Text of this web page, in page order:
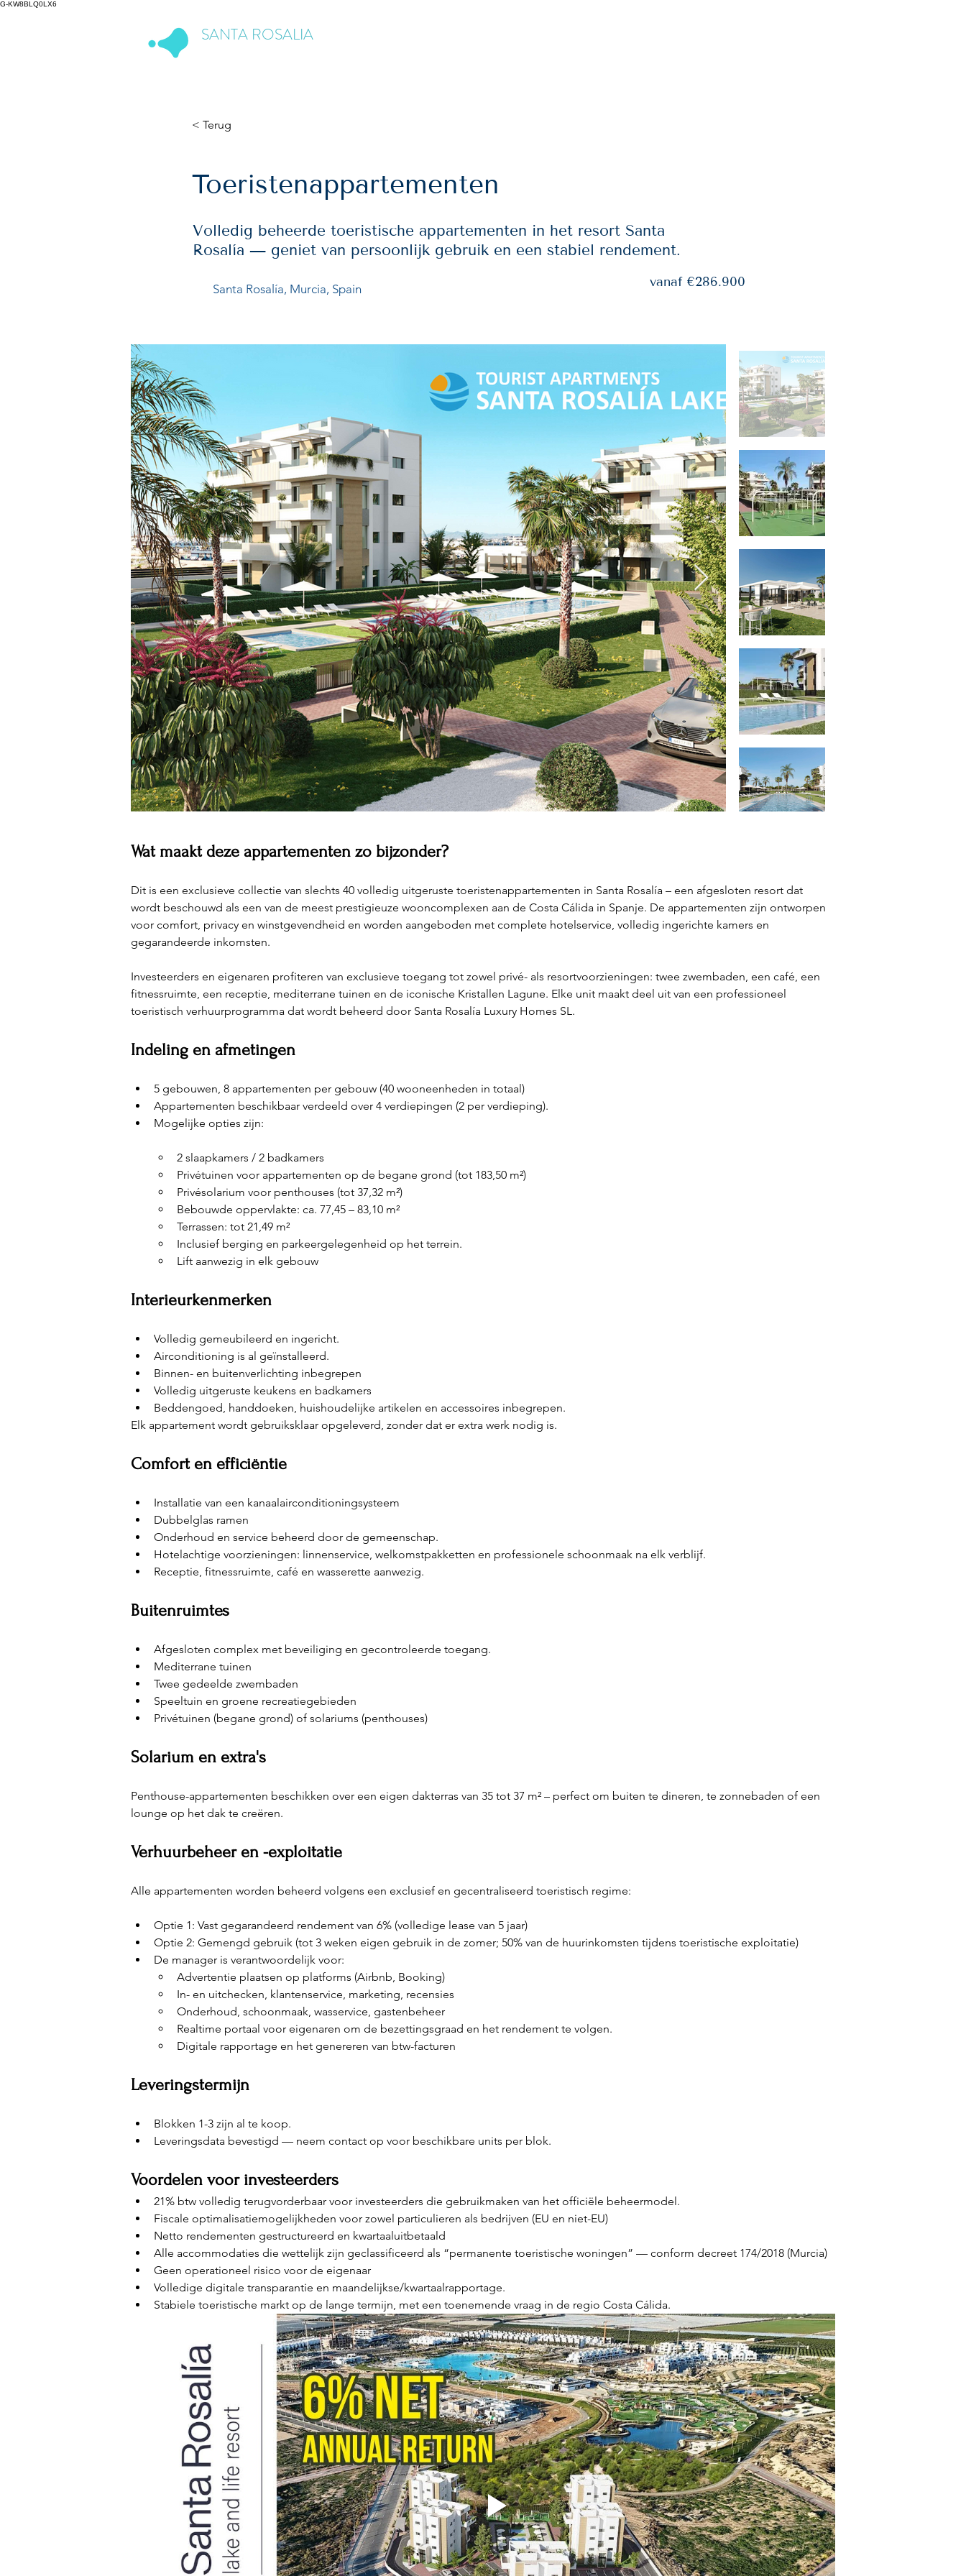
G-KW8BLQ0LX6
SANTA ROSALIA
< Terug
Toeristenappartementen
Volledig beheerde toeristische appartementen in het resort Santa
Rosalía — geniet van persoonlijk gebruik en een stabiel rendement.
Santa Rosalía, Murcia, Spain vanaf €286.900
Wat maakt deze appartementen zo bijzonder?
Dit is een exclusieve collectie van slechts 40 volledig uitgeruste toeristenappartementen in Santa Rosalía – een afgesloten resort dat
wordt beschouwd als een van de meest prestigieuze wooncomplexen aan de Costa Cálida in Spanje. De appartementen zijn ontworpen
voor comfort, privacy en winstgevendheid en worden aangeboden met complete hotelservice, volledig ingerichte kamers en
gegarandeerde inkomsten.
Investeerders en eigenaren profiteren van exclusieve toegang tot zowel privé- als resortvoorzieningen: twee zwembaden, een café, een
fitnessruimte, een receptie, mediterrane tuinen en de iconische Kristallen Lagune. Elke unit maakt deel uit van een professioneel
toeristisch verhuurprogramma dat wordt beheerd door Santa Rosalía Luxury Homes SL.
Indeling en afmetingen
5 gebouwen, 8 appartementen per gebouw (40 wooneenheden in totaal)
Appartementen beschikbaar verdeeld over 4 verdiepingen (2 per verdieping).
Mogelijke opties zijn:
2 slaapkamers / 2 badkamers
Privétuinen voor appartementen op de begane grond (tot 183,50 m²)
Privésolarium voor penthouses (tot 37,32 m²)
Bebouwde oppervlakte: ca. 77,45 – 83,10 m²
Terrassen: tot 21,49 m²
Inclusief berging en parkeergelegenheid op het terrein.
Lift aanwezig in elk gebouw
Interieurkenmerken
Volledig gemeubileerd en ingericht.
Airconditioning is al geïnstalleerd.
Binnen- en buitenverlichting inbegrepen
Volledig uitgeruste keukens en badkamers
Beddengoed, handdoeken, huishoudelijke artikelen en accessoires inbegrepen.
Elk appartement wordt gebruiksklaar opgeleverd, zonder dat er extra werk nodig is.
Comfort en efficiëntie
Installatie van een kanaalairconditioningsysteem
Dubbelglas ramen
Onderhoud en service beheerd door de gemeenschap.
Hotelachtige voorzieningen: linnenservice, welkomstpakketten en professionele schoonmaak na elk verblijf.
Receptie, fitnessruimte, café en wasserette aanwezig.
Buitenruimtes
Afgesloten complex met beveiliging en gecontroleerde toegang.
Mediterrane tuinen
Twee gedeelde zwembaden
Speeltuin en groene recreatiegebieden
Privétuinen (begane grond) of solariums (penthouses)
Solarium en extra's
Penthouse-appartementen beschikken over een eigen dakterras van 35 tot 37 m² – perfect om buiten te dineren, te zonnebaden of een
lounge op het dak te creëren.
Verhuurbeheer en -exploitatie
Alle appartementen worden beheerd volgens een exclusief en gecentraliseerd toeristisch regime:
Optie 1: Vast gegarandeerd rendement van 6% (volledige lease van 5 jaar)
Optie 2: Gemengd gebruik (tot 3 weken eigen gebruik in de zomer; 50% van de huurinkomsten tijdens toeristische exploitatie)
De manager is verantwoordelijk voor:
Advertentie plaatsen op platforms (Airbnb, Booking)
In- en uitchecken, klantenservice, marketing, recensies
Onderhoud, schoonmaak, wasservice, gastenbeheer
Realtime portaal voor eigenaren om de bezettingsgraad en het rendement te volgen.
Digitale rapportage en het genereren van btw-facturen
Leveringstermijn
Blokken 1-3 zijn al te koop.
Leveringsdata bevestigd — neem contact op voor beschikbare units per blok.
Voordelen voor investeerders
21% btw volledig terugvorderbaar voor investeerders die gebruikmaken van het officiële beheermodel.
Fiscale optimalisatiemogelijkheden voor zowel particulieren als bedrijven (EU en niet-EU)
Netto rendementen gestructureerd en kwartaaluitbetaald
Alle accommodaties die wettelijk zijn geclassificeerd als “permanente toeristische woningen” — conform decreet 174/2018 (Murcia)
Geen operationeel risico voor de eigenaar
Volledige digitale transparantie en maandelijkse/kwartaalrapportage.
Stabiele toeristische markt op de lange termijn, met een toenemende vraag in de regio Costa Cálida.